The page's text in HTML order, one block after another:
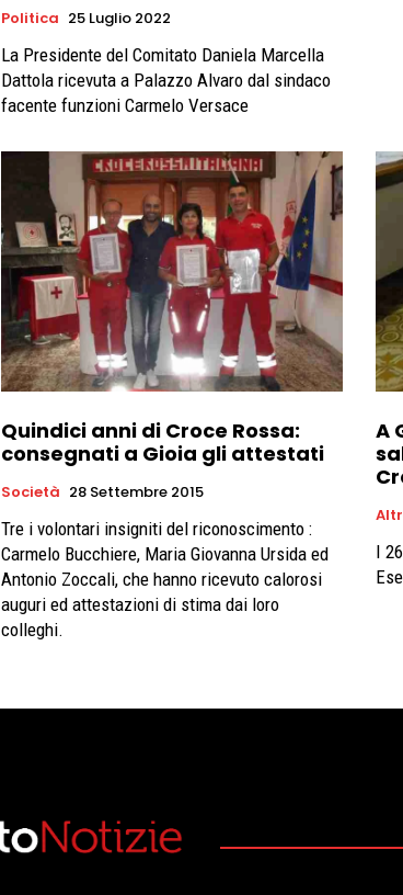
Politica 25 Luglio 2022
La Presidente del Comitato Daniela Marcella
Dattola ricevuta a Palazzo Alvaro dal sindaco
facente funzioni Carmelo Versace
Quindici anni di Croce Rossa:
consegnati a Gioia gli attestati
Società 28 Settembre 2015
Tre i volontari insigniti del riconoscimento :
Carmelo Bucchiere, Maria Giovanna Ursida ed
Antonio Zoccali, che hanno ricevuto calorosi
auguri ed attestazioni di stima dai loro
colleghi.
A
I